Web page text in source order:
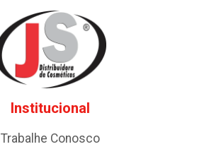
Institucional
Trabalhe Conosco